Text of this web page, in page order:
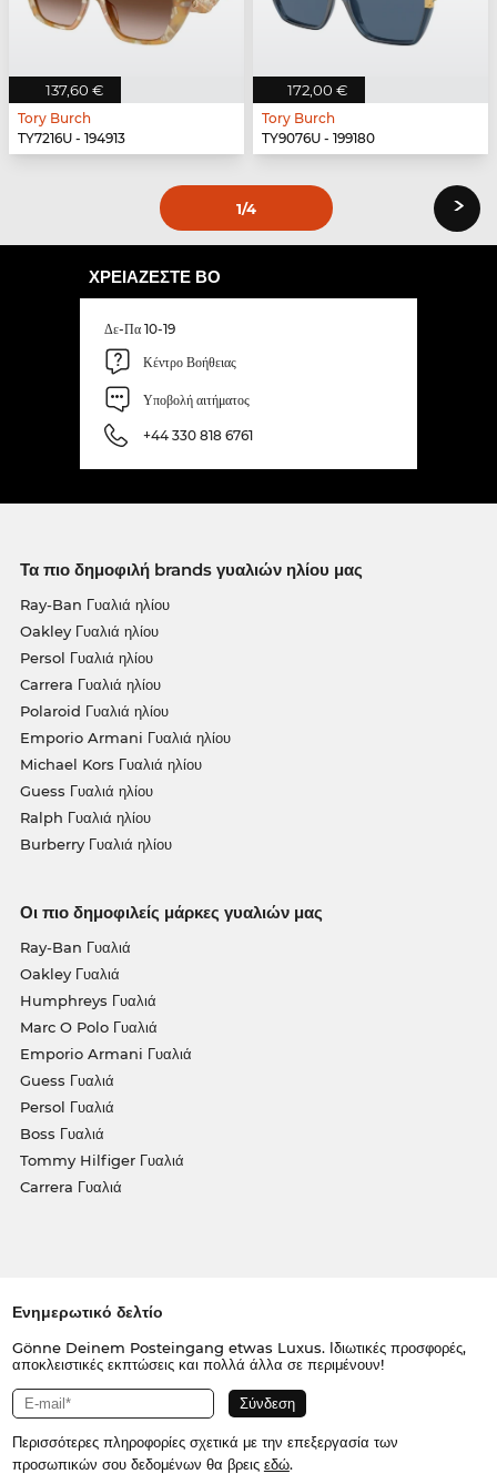
137,60 €
Tory Burch
TY7216U - 194913
172,00 €
Tory Burch
TY9076U - 199180
1/4 ›
ΧΡΕΙΆΖΕΣΤΕ ΒΟ
Δε-Πα 10-19
Κέντρο Βοήθειας
Υποβολή αιτήματος
+44 330 818 6761
Τα πιο δημοφιλή brands γυαλιών ηλίου μας
Ray-Ban Γυαλιά ηλίου
Oakley Γυαλιά ηλίου
Persol Γυαλιά ηλίου
Carrera Γυαλιά ηλίου
Polaroid Γυαλιά ηλίου
Emporio Armani Γυαλιά ηλίου
Michael Kors Γυαλιά ηλίου
Guess Γυαλιά ηλίου
Ralph Γυαλιά ηλίου
Burberry Γυαλιά ηλίου
Οι πιο δημοφιλείς μάρκες γυαλιών μας
Ray-Ban Γυαλιά
Oakley Γυαλιά
Humphreys Γυαλιά
Marc O Polo Γυαλιά
Emporio Armani Γυαλιά
Guess Γυαλιά
Persol Γυαλιά
Boss Γυαλιά
Tommy Hilfiger Γυαλιά
Carrera Γυαλιά
Ενημερωτικό δελτίο
Gönne Deinem Posteingang etwas Luxus. Ιδιωτικές προσφορές,
αποκλειστικές εκπτώσεις και πολλά άλλα σε περιμένουν!
Περισσότερες πληροφορίες σχετικά με την επεξεργασία των
προσωπικών σου δεδομένων θα βρεις εδώ.